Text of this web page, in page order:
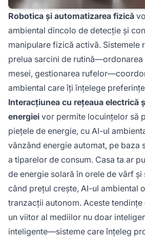
Robotica și automatizarea fizică
ambiental dincolo de detecție și
manipulare fizică activă. Sistemele
prelua sarcini de rutină—ordonarea
mesei, gestionarea
ambiental care îți înțelege
Interacțiunea cu rețeaua electrică
energiei vor permite locuințelor să
piețele de energie, cu AI-ul
vânzând energie automat, pe baza
a tiparelor de consum. Casa ta ar
de energie solară în orele de vârf și
când prețul crește, AI-ul ambiental
tranzacții autonom. Aceste
un viitor al mediilor nu doar
inteligente—sisteme care înțeleg